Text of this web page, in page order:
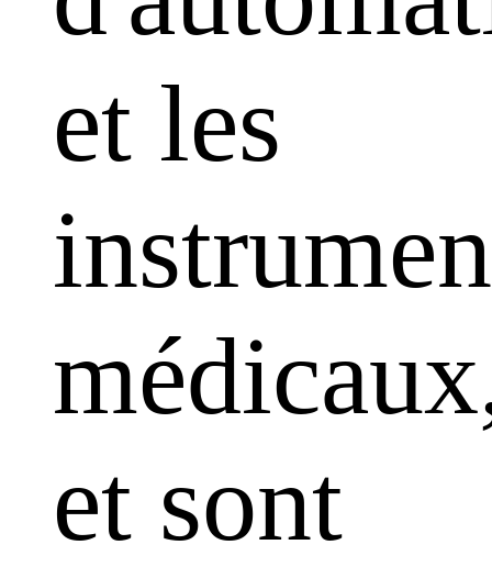
et les
et sont